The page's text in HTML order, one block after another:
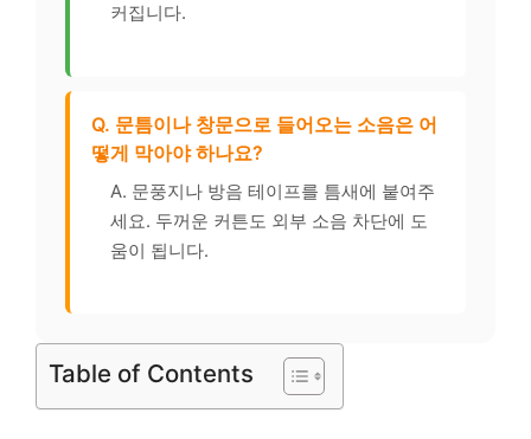
커집니다.
Q. 문틈이나 창문으로 들어오는 소음은 어
떻게 막아야 하나요?
A. 문풍지나 방음 테이프를 틈새에 붙여주
세요. 두꺼운 커튼도 외부 소음 차단에 도
움이 됩니다.
Table of Contents